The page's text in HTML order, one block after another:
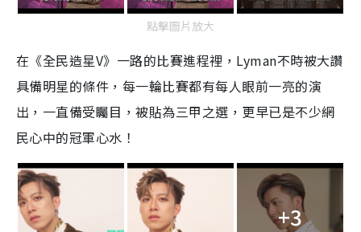
點擊圖片放大
在《全民造星V》一路的比賽進程裡，Lyman不時被大讚
具備明星的條件，每一輪比賽都有每人眼前一亮的演
出，一直備受矚目，被貼為三甲之選，更早已是不少網
民心中的冠軍心水！
+3